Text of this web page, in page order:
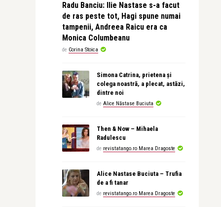
Radu Banciu: Ilie Nastase s-a facut
de ras peste tot, Hagi spune numai
tampenii, Andreea Raicu era ca
Monica Columbeanu
de Corina Stoica
Simona Catrina, prietena și
colega noastră, a plecat, astăzi,
dintre noi
de Alice Năstase Buciuta
Then & Now – Mihaela
Radulescu
de revistatango.ro Marea Dragoste
Alice Nastase Buciuta – Trufia
de a fi tanar
de revistatango.ro Marea Dragoste